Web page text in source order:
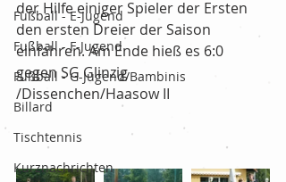
Fußball - E-Jugend
Fußball - F-Jugend
Fußball - G-Jugend/Bambinis
Billard
Tischtennis
Kurznachrichten
der Hilfe einiger Spieler der Ersten
den ersten Dreier der Saison
einfahren. Am Ende hieß es 6:0
gegen SG Glinzig
/Dissenchen/Haasow II